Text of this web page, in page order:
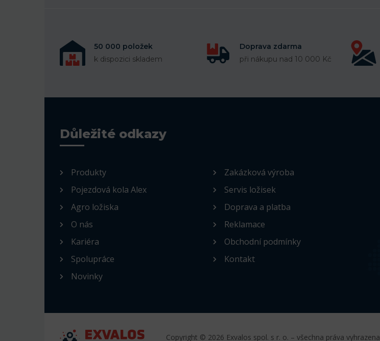
50 000 položek
k dispozici skladem
Doprava zdarma
při nákupu nad 10 000 Kč
Důležité odkazy
Produkty
Pojezdová kola Alex
Agro ložiska
O nás
Kariéra
Spolupráce
Novinky
Zakázková výroba
Servis ložisek
Doprava a platba
Reklamace
Obchodní podmínky
Kontakt
Copyright © 2026 Exvalos spol. s r. o. – všechna práva vyhrazena